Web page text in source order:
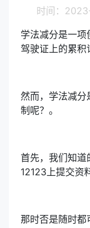
时间：
学法减分是一
驾驶证上的累积
然而，学法减分
制呢？。
首先，我们知道
12123上提交资
那时否是随时都